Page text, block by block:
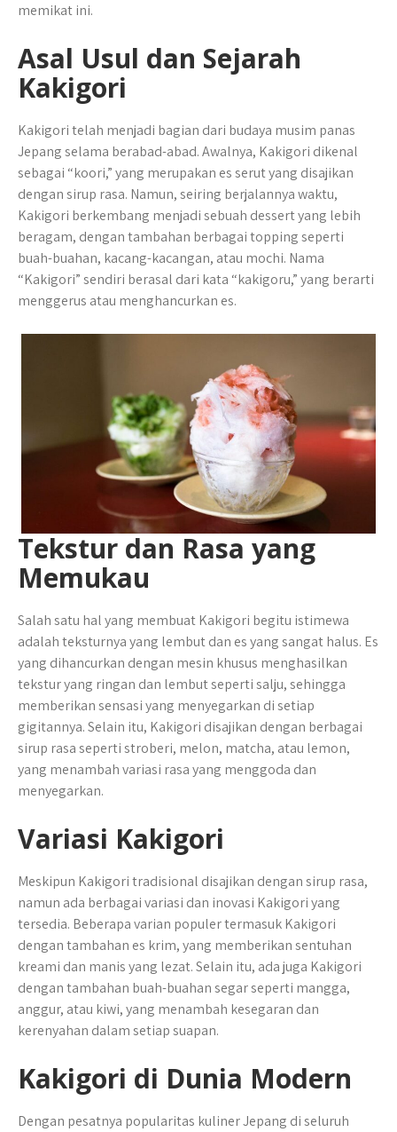
memikat ini.
Asal Usul dan Sejarah
Kakigori
Kakigori telah menjadi bagian dari budaya musim panas
Jepang selama berabad-abad. Awalnya, Kakigori dikenal
sebagai “koori,” yang merupakan es serut yang disajikan
dengan sirup rasa. Namun, seiring berjalannya waktu,
Kakigori berkembang menjadi sebuah dessert yang lebih
beragam, dengan tambahan berbagai topping seperti
buah-buahan, kacang-kacangan, atau mochi. Nama
“Kakigori” sendiri berasal dari kata “kakigoru,” yang berarti
menggerus atau menghancurkan es.
Tekstur dan Rasa yang
Memukau
Salah satu hal yang membuat Kakigori begitu istimewa
adalah teksturnya yang lembut dan es yang sangat halus. Es
yang dihancurkan dengan mesin khusus menghasilkan
tekstur yang ringan dan lembut seperti salju, sehingga
memberikan sensasi yang menyegarkan di setiap
gigitannya. Selain itu, Kakigori disajikan dengan berbagai
sirup rasa seperti stroberi, melon, matcha, atau lemon,
yang menambah variasi rasa yang menggoda dan
menyegarkan.
Variasi Kakigori
Meskipun Kakigori tradisional disajikan dengan sirup rasa,
namun ada berbagai variasi dan inovasi Kakigori yang
tersedia. Beberapa varian populer termasuk Kakigori
dengan tambahan es krim, yang memberikan sentuhan
kreami dan manis yang lezat. Selain itu, ada juga Kakigori
dengan tambahan buah-buahan segar seperti mangga,
anggur, atau kiwi, yang menambah kesegaran dan
kerenyahan dalam setiap suapan.
Kakigori di Dunia Modern
Dengan pesatnya popularitas kuliner Jepang di seluruh